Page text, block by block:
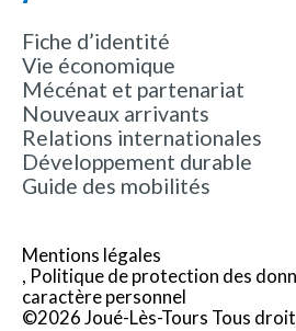
Fiche d’identité
Vie économique
Mécénat et partenariat
Nouveaux arrivants
Relations internationales
Développement durable
Guide des mobilités
Mentions légales
Politique de protection des
caractère personnel
©2026 Joué-Lès-Tours Tous